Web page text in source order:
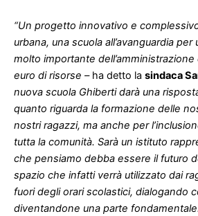
“Un progetto innovativo e
urbana, una scuola all’avanguardia
molto importante
euro di risorse –ha detto la sindaca
nuova scuola Ghiberti darà una
quanto riguarda la formazione delle
nostri ragazzi, ma anche per
tutta la comunità. Sarà un istituto
che pensiamo debba essere il futuro
spazio che infatti verrà utilizzato dai
fuori degli orari scolastici, dialogando
diventandone una parte